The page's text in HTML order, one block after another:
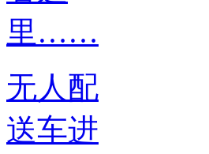
无人配
送车进